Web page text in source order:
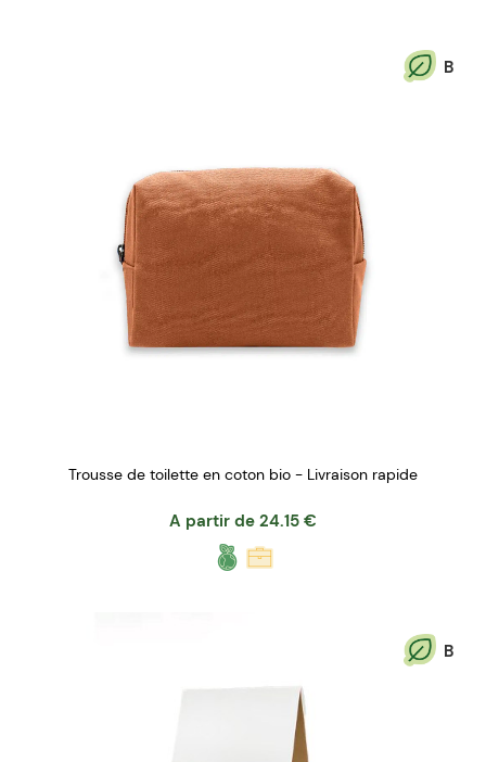
B
Trousse de toilette en coton bio - Livraison rapide
A partir de 24.15 €
B